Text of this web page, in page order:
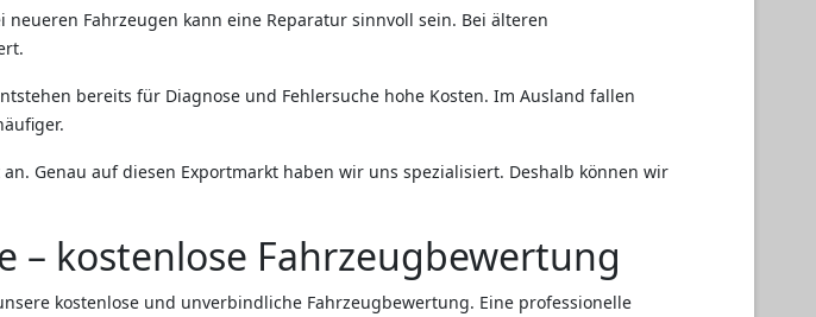
Fahrzeugen kann eine Reparatur sinnvoll sein. Bei älteren
bereits für Diagnose und Fehlersuche hohe Kosten. Im Ausland fallen
Genau auf diesen Exportmarkt haben wir uns spezialisiert. Deshalb können wir
– kostenlose Fahrzeugbewertung
kostenlose und unverbindliche Fahrzeugbewertung. Eine professionelle